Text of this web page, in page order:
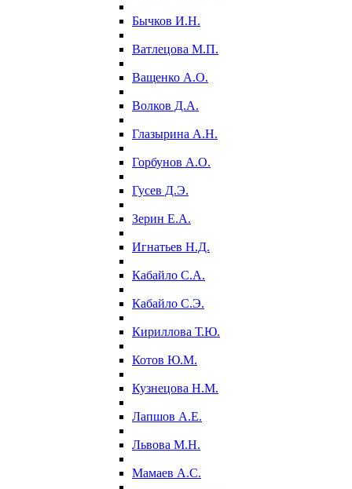
Бычков И.Н.
Ватлецова М.П.
Ващенко А.О.
Волков Д.А.
Глазырина А.Н.
Горбунов А.О.
Гусев Д.Э.
Зерин Е.А.
Игнатьев Н.Д.
Кабайло С.А.
Кабайло С.Э.
Кириллова Т.Ю.
Котов Ю.М.
Кузнецова Н.М.
Лапшов А.Е.
Львова М.Н.
Мамаев А.С.